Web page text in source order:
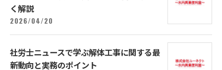
く解説
2026/04/20
社労士ニュースで学ぶ解体工事に関する最
新動向と実務のポイント